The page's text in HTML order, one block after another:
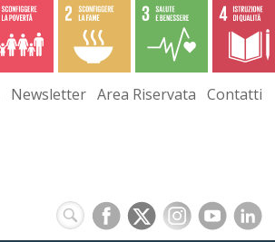
Newsletter Area Riservata Contatti